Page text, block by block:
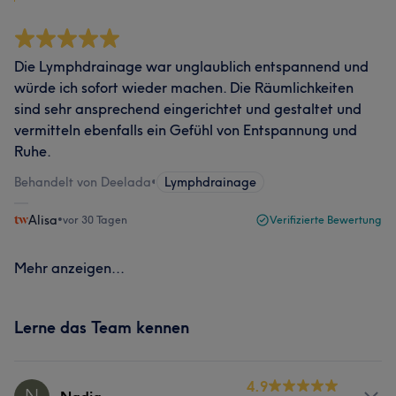
Die Lymphdrainage war unglaublich entspannend und
würde ich sofort wieder machen. Die Räumlichkeiten
sind sehr ansprechend eingerichtet und gestaltet und
vermitteln ebenfalls ein Gefühl von Entspannung und
Ruhe.
Behandelt von Deelada• Lymphdrainage
Alisa•vor 30 Tagen Verifizierte Bewertung
Mehr anzeigen...
Lerne das Team kennen
4.9